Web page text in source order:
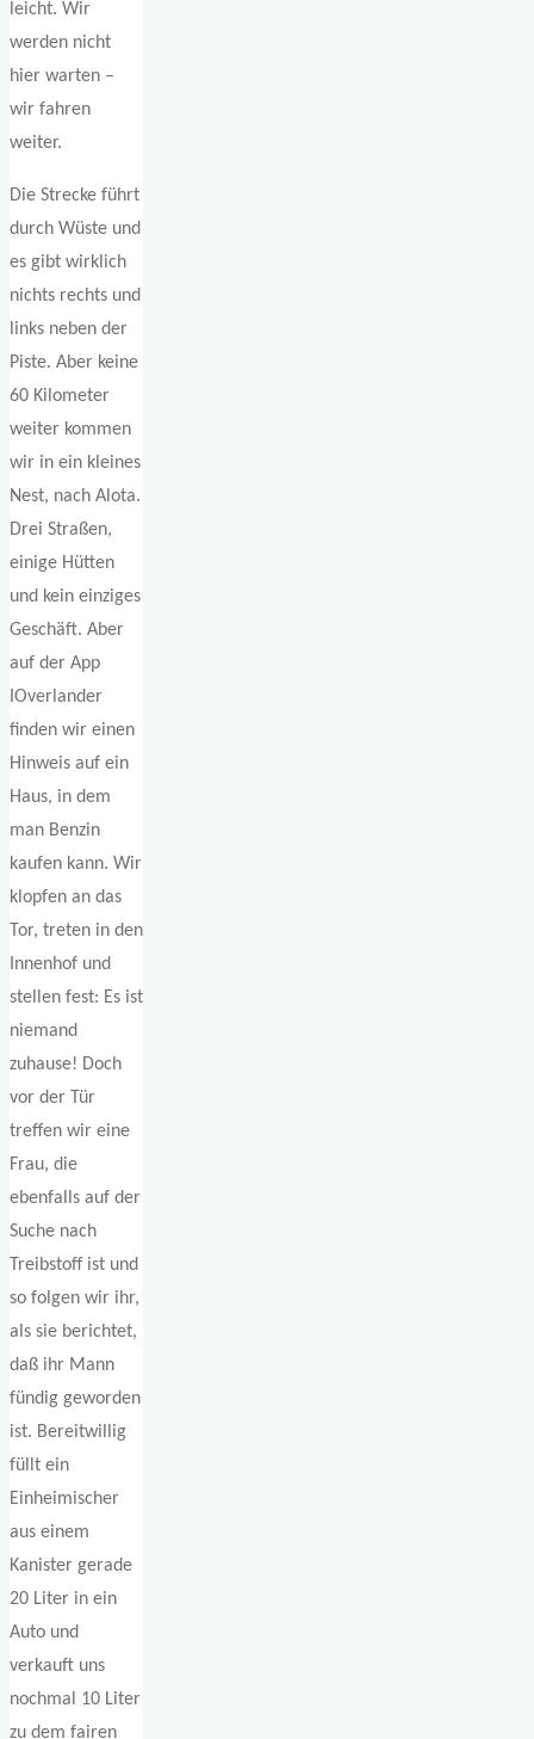
leicht. Wir
werden nicht
hier warten –
wir fahren
weiter.
Die Strecke führt
durch Wüste und
es gibt wirklich
nichts rechts und
links neben der
Piste. Aber keine
60 Kilometer
weiter kommen
wir in ein kleines
Nest, nach Alota.
Drei Straßen,
einige Hütten
und kein einziges
Geschäft. Aber
auf der App
IOverlander
finden wir einen
Hinweis auf ein
Haus, in dem
man Benzin
kaufen kann. Wir
klopfen an das
Tor, treten in den
Innenhof und
stellen fest: Es ist
niemand
zuhause! Doch
vor der Tür
treffen wir eine
Frau, die
ebenfalls auf der
Suche nach
Treibstoff ist und
so folgen wir ihr,
als sie berichtet,
daß ihr Mann
fündig geworden
ist. Bereitwillig
füllt ein
Einheimischer
aus einem
Kanister gerade
20 Liter in ein
Auto und
verkauft uns
nochmal 10 Liter
zu dem fairen